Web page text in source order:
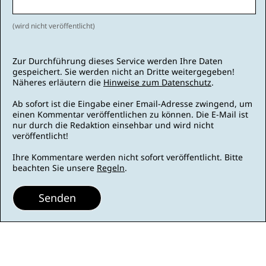
(wird nicht veröffentlicht)
Zur Durchführung dieses Service werden Ihre Daten
gespeichert. Sie werden nicht an Dritte weitergegeben!
Näheres erläutern die Hinweise zum Datenschutz.
Ab sofort ist die Eingabe einer Email-Adresse zwingend, um
einen Kommentar veröffentlichen zu können. Die E-Mail ist
nur durch die Redaktion einsehbar und wird nicht
veröffentlicht!
Ihre Kommentare werden nicht sofort veröffentlicht. Bitte
beachten Sie unsere Regeln.
Senden